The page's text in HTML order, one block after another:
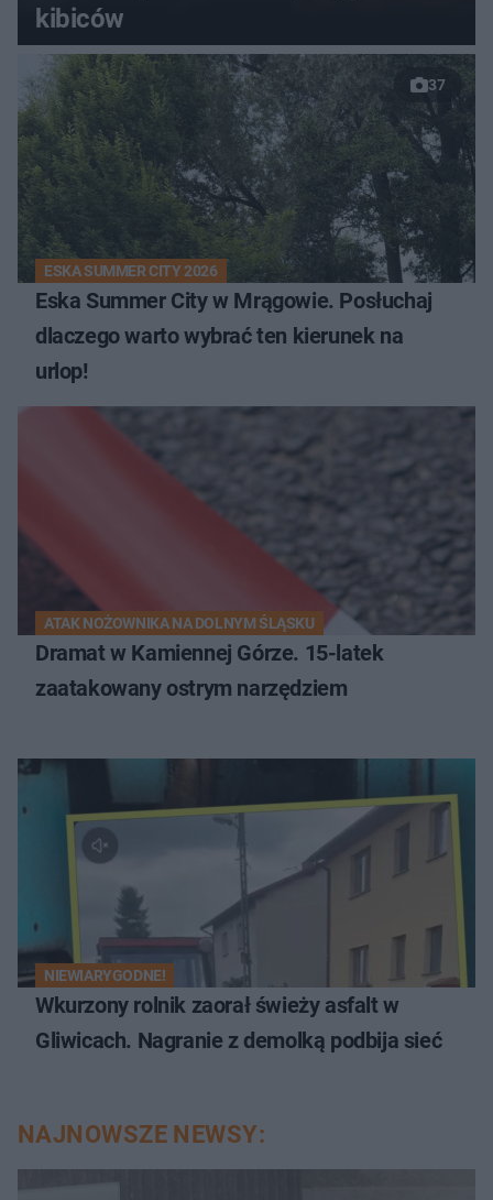
kibiców
37
ESKA SUMMER CITY 2026
Eska Summer City w Mrągowie. Posłuchaj
dlaczego warto wybrać ten kierunek na
urlop!
ATAK NOŻOWNIKA NA DOLNYM ŚLĄSKU
Dramat w Kamiennej Górze. 15-latek
zaatakowany ostrym narzędziem
NIEWIARYGODNE!
Wkurzony rolnik zaorał świeży asfalt w
Gliwicach. Nagranie z demolką podbija sieć
NAJNOWSZE NEWSY: